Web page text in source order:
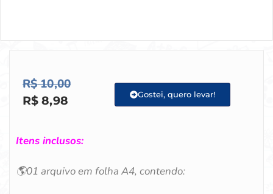
R$10,00
R$ 8,98 Gostei, quero levar!
Itens inclusos:
🌎01 arquivo em folha A4, contendo: